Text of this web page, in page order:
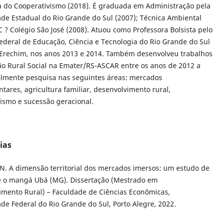
do Cooperativismo (2018). É graduada em Administração pela
Estadual do Rio Grande do Sul (2007); Técnica Ambiental
? Colégio São José (2008). Atuou como Professora Bolsista pelo
de Educação, Ciência e Tecnologia do Rio Grande do Sul
nos anos 2013 e 2014. Também desenvolveu trabalhos
Rural Social na Emater/RS-ASCAR entre os anos de 2012 a
pesquisa nas seguintes áreas: mercados
agricultura familiar, desenvolvimento rural,
e sucessão geracional.
A dimensão territorial dos mercados imersos: um estudo de
o mangá Ubá (MG). Dissertação (Mestrado em
Rural) – Faculdade de Ciências Econômicas,
Federal do Rio Grande do Sul, Porto Alegre, 2022.